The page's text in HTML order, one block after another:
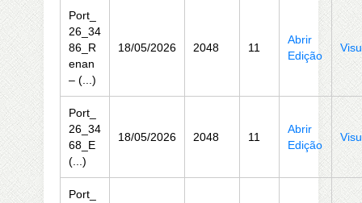
Port_
26_34
86_R
enan
– (...)
18/05/2026 2048 11
Abrir
Edição
Port_
26_34
68_E
(...)
18/05/2026 2048 11
Abrir
Edição
Port_